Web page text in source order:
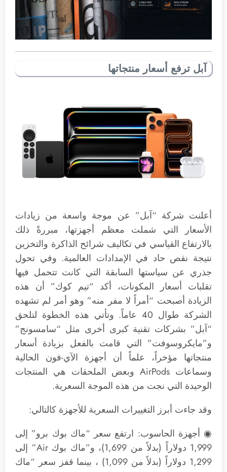
آبل ترفع أسعار منتجاتها
أعلنت شركة “آبل” عن موجة واسعة من زيادات
الأسعار التي شملت معظم أجهزتها، مبررةً ذلك
بالارتفاع القياسي في تكاليف شرائح الذاكرة والتخزين
نتيجة نقص حاد في الإمدادات العالمية. وفي تحول
جذري عن سياستها السابقة التي كانت تتحمل فيها
تقلبات أسعار المكونات، أكد “تيم كوك” أن هذه
الزيادة أصبحت “أمراً لا مفر منه” وهو أمر لم تشهده
الشركة طوال 40 عاماً. وتأتي هذه الخطوة لتلحق
“آبل” بشركات تقنية كبرى أخرى مثل “سامسونج”
و”مايكروسوفت” التي قامت بالفعل بزيادة أسعار
منتجاتها مؤخراً، علماً أن أجهزة الآي-فون الحالية
وسماعات AirPods وبعض الملحقات هي المنتجات
الوحيدة التي نجت من هذه الموجة السعرية.
وقد جاءت أبرز التغييرات السعرية للأجهزة كالتالي:
◉ أجهزة الحاسوب: ارتفع سعر “ماك بوك برو” إلى
1,999 دولاراً (بدلاً من 1,699)، و”ماك بوك Air” إلى
1,299 دولاراً (بدلاً من 1,099) ، بينما قفز سعر “ماك